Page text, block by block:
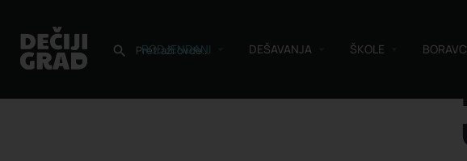
RODJENDANI DEŠAVANJA ŠKOLE